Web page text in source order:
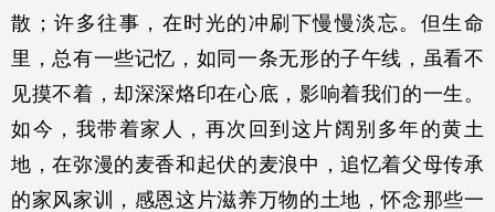
散；许多往事，在时光的冲刷下慢慢淡忘。但生命
里，总有一些记忆，如同一条无形的子午线，虽看不
见摸不着，却深深烙印在心底，影响着我们的一生。
如今，我带着家人，再次回到这片阔别多年的黄土
地，在弥漫的麦香和起伏的麦浪中，追忆着父母传承
的家风家训，感恩这片滋养万物的土地，怀念那些一